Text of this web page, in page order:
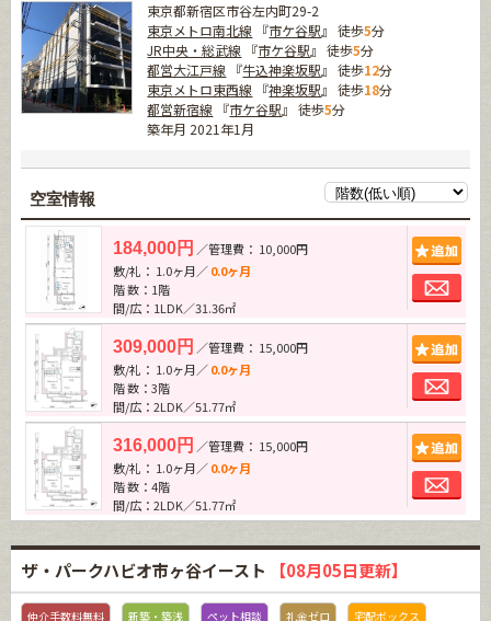
東京都新宿区市谷左内町29-2
東京メトロ南北線 『市ケ谷駅』 徒歩5分
JR中央・総武線 『市ケ谷駅』 徒歩5分
都営大江戸線 『牛込神楽坂駅』 徒歩12分
東京メトロ東西線 『神楽坂駅』 徒歩18分
都営新宿線 『市ケ谷駅』 徒歩5分
築年月 2021年1月
空室情報
184,000円 ／管理費： 10,000円
敷/礼： 1.0ヶ月／0.0ヶ月
階 数：1階
間/広：1LDK／31.36㎡
309,000円 ／管理費： 15,000円
敷/礼： 1.0ヶ月／0.0ヶ月
階 数：3階
間/広：2LDK／51.77㎡
316,000円 ／管理費： 15,000円
敷/礼： 1.0ヶ月／0.0ヶ月
階 数：4階
間/広：2LDK／51.77㎡
ザ・パークハビオ市ヶ谷イースト 【08月05日更新】
仲介手数料無料 新築・築浅 ペット相談 礼金ゼロ 宅配ボックス